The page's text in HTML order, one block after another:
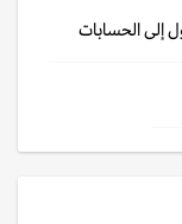
إلى الحسابات